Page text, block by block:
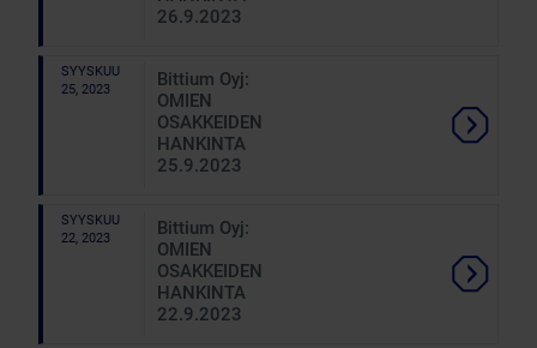
26.9.2023
SYYSKUU
25, 2023
Bittium Oyj:
OMIEN
OSAKKEIDEN
HANKINTA
25.9.2023
SYYSKUU
22, 2023
Bittium Oyj:
OMIEN
OSAKKEIDEN
HANKINTA
22.9.2023